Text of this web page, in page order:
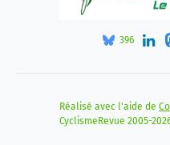
396
Réalisé avec l'aide de
CyclismeRevue 2005-